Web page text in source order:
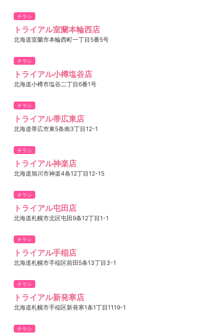
チラシ
トライアル室蘭本輪西店
北海道室蘭市本輪西町一丁目5番5号
チラシ
トライアル小樽塩谷店
北海道小樽市塩谷二丁目6番1号
チラシ
トライアル帯広東店
北海道帯広市東5条南3丁目12-1
チラシ
トライアル神楽店
北海道旭川市神楽4条12丁目12-15
チラシ
トライアル屯田店
北海道札幌市北区屯田9条12丁目1-1
チラシ
トライアル手稲店
北海道札幌市手稲区前田5条13丁目3-1
チラシ
トライアル新発寒店
北海道札幌市手稲区新発寒1条1丁目1119-1
チラシ